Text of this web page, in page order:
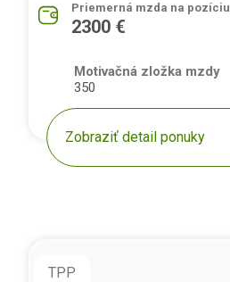
Priemerná mzda na pozíciu
2300 €
Motivačná zložka mzdy
350
Zobraziť detail ponuky
TPP